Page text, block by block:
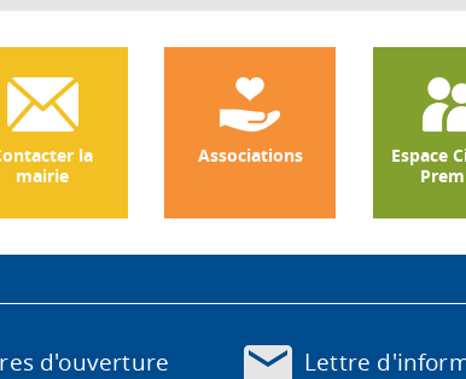
la
mairie
Associations
Espace
d'ouverture
Lettre